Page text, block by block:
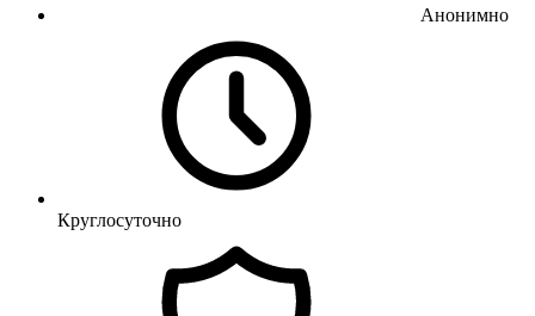
Анонимно
Круглосуточно